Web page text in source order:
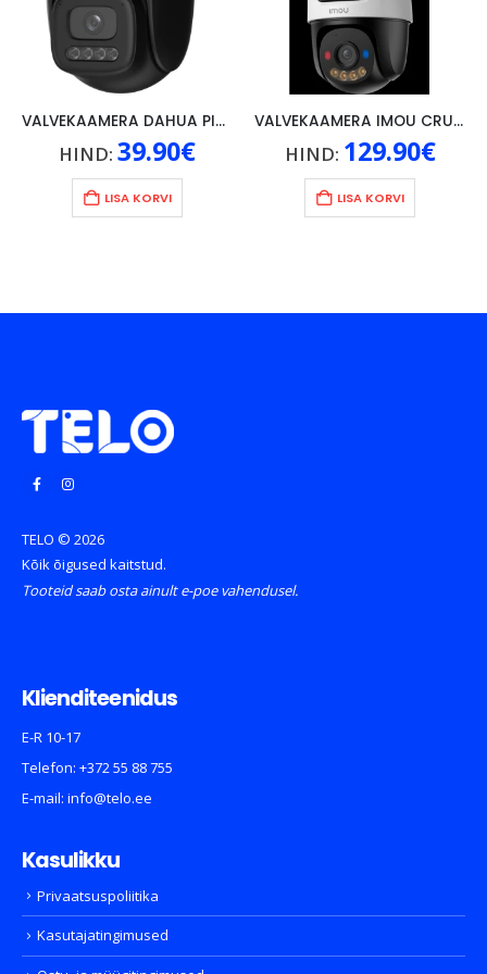
VALVEKAAMERA DAHUA PICCO P3I, 2K, 3MP, WIFI 6/LAN, BLUETOOTH, micro-SD, PAN/TILT 360 VIEW, AI, IP66, VALGE
HIND: 39.90€
LISA KORVI
VALVEKAAMERA IMOU CRUISER DUAL 2 PRO 8MP(4 MP + 4 MP) PTZ LENS, ÖÖNÄGEMINE 30M, 3.6MM FIXED LENS, micro-SD 512GB, VALGE
HIND: 129.90€
LISA KORVI
TELO © 2026
Kõik õigused kaitstud.
Tooteid saab osta ainult e-poe vahendusel.
Klienditeenidus
E-R 10-17
Telefon: +372 55 88 755
E-mail: info@telo.ee
Kasulikku
Privaatsuspoliitika
Kasutajatingimused